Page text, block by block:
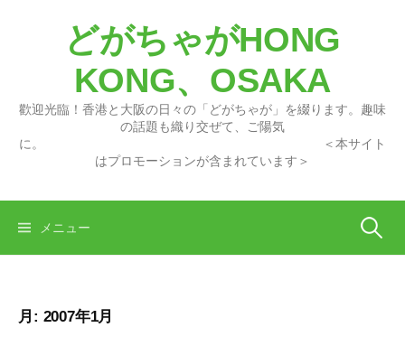
どがちゃがHONG
KONG、OSAKA
歡迎光臨！香港と大阪の日々の「どがちゃが」を綴ります。趣味
の話題も織り交ぜて、ご陽気
に。 ＜本サイト
はプロモーションが含まれています＞
メニュー 検
月: 2007年1月